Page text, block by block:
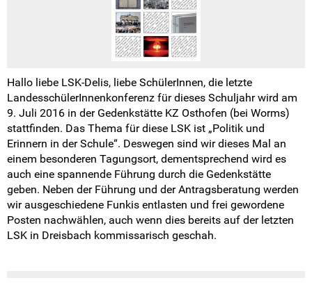
Hallo liebe LSK-Delis, liebe SchülerInnen, die letzte
LandesschülerInnenkonferenz für dieses Schuljahr wird am
9. Juli 2016 in der Gedenkstätte KZ Osthofen (bei Worms)
stattfinden. Das Thema für diese LSK ist „Politik und
Erinnern in der Schule“. Deswegen sind wir dieses Mal an
einem besonderen Tagungsort, dementsprechend wird es
auch eine spannende Führung durch die Gedenkstätte
geben. Neben der Führung und der Antragsberatung werden
wir ausgeschiedene Funkis entlasten und frei gewordene
Posten nachwählen, auch wenn dies bereits auf der letzten
LSK in Dreisbach kommissarisch geschah.